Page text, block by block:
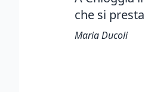
che si
Maria Ducoli